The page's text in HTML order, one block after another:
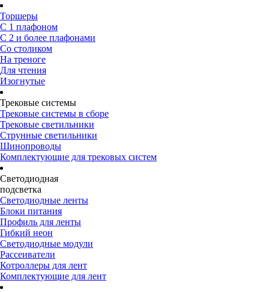
Торшеры
С 1 плафоном
С 2 и более плафонами
Со столиком
На треноге
Для чтения
Изогнутые
Трековые системы
Трековые системы в сборе
Трековые светильники
Струнные светильники
Шинопроводы
Комплектующие для трековых систем
Светодиодная
подсветка
Светодиодные ленты
Блоки питания
Профиль для ленты
Гибкий неон
Светодиодные модули
Рассеиватели
Котроллеры для лент
Комплектующие для лент